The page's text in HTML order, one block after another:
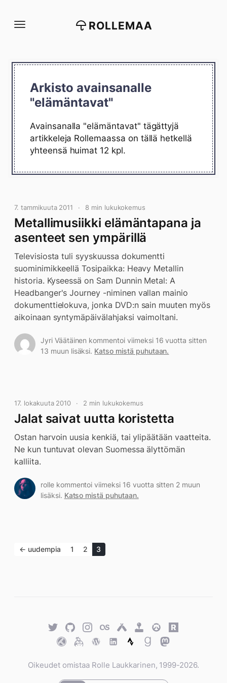
suoraan
ROLLEMAA
Arkisto avainsanalle
"elämäntavat"
Avainsanalla "elämäntavat" tägättyjä
artikkeleja Rollemaassa on tällä hetkellä
yhteensä huimat 12 kpl.
7. tammikuuta 2011 8 min lukukokemus
Metallimusiikki elämäntapana ja
asenteet sen ympärillä
Televisiosta tuli syyskuussa dokumentti
suominimikkeellä Tosipaikka: Heavy Metallin
historia. Kyseessä on Sam Dunnin Metal: A
Headbanger's Journey -niminen vallan mainio
dokumenttielokuva, jonka DVD:n sain muuten myös
aikoinaan syntymäpäivälahjaksi vaimoltani.
Jyri Väätäinen kommentoi viimeksi 16 vuotta sitten
13 muun lisäksi. Katso mistä puhutaan.
17. lokakuuta 2010 2 min lukukokemus
Jalat saivat uutta koristetta
Ostan harvoin uusia kenkiä, tai ylipäätään vaatteita.
Ne kun tuntuvat olevan Suomessa älyttömän
kalliita.
rolle kommentoi viimeksi 16 vuotta sitten 2 muun
lisäksi. Katso mistä puhutaan.
← uudempia 1 2 3
TwitterGitHubTwitterLast.fmUntappd
Retro
Achievements
Overwatch
Rawg.io
TraktKeybaseWordPress
WordPress
StravaGoodreads
Mastodon
Oikeudet omistaa Rolle Laukkarinen, 1999-2026.